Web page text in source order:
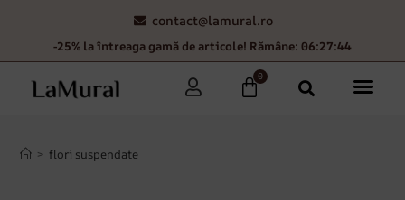
contact@lamural.ro
-25% la întreaga gamă de articole! Rămâne: 06:27:43
0
> flori suspendate